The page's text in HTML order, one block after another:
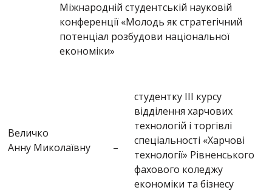
Міжнародній студентській науковій
конференції «Молодь як стратегічний
потенціал розбудови національної
економіки»
Величко
Анну Миколаївну
–
студентку ІІІ курсу
відділення харчових
технологій і торгівлі
спеціальності «Харчові
технології» Рівненського
фахового коледжу
економіки та бізнесу